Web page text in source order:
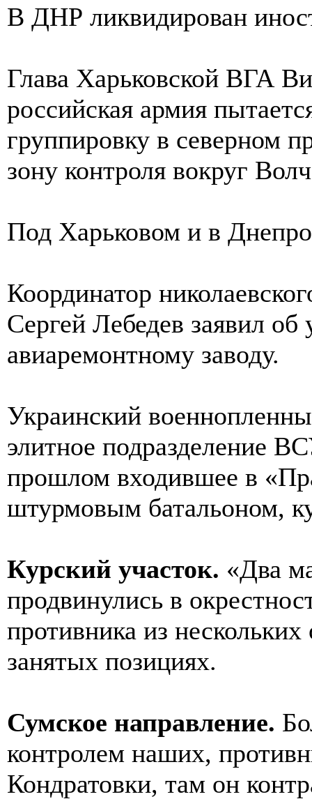
В ДНР ликвидирован
Глава Харьковской ВГА
российская армия
группировку в северном
зону контроля вокруг
Под Харьковом и в
Координатор
Сергей Лебедев заявил
авиаремонтному заводу.
Украинский
элитное подразделение
прошлом входившее в
штурмовым батальоном,
Курский участок. «Два
продвинулись в
противника из
занятых позициях.
Сумское направление.
контролем наших,
Кондратовки, там он